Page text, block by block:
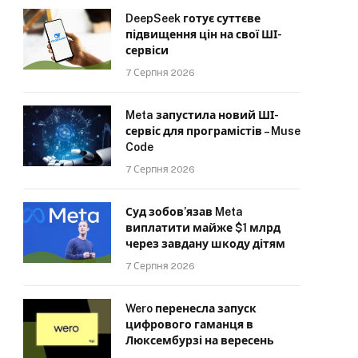
DeepSeek готує суттєве
підвищення цін на свої ШІ-
сервіси
7 Серпня 2026
Meta запустила новий ШІ-
сервіс для програмістів – Muse
Code
7 Серпня 2026
Суд зобов’язав Meta
виплатити майже $1 млрд
через завдану шкоду дітям
7 Серпня 2026
Wero перенесла запуск
цифрового гаманця в
Люксембурзі на вересень